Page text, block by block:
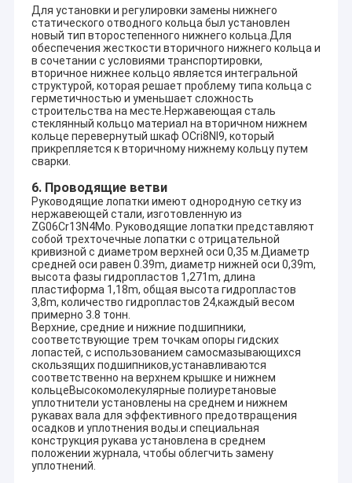
Для установки и регулировки замены нижнего
статического отводного кольца был установлен
новый тип второстепенного нижнего кольца.Для
обеспечения жесткости вторичного нижнего кольца и
в сочетании с условиями транспортировки,
вторичное нижнее кольцо является интегральной
структурой, которая решает проблему типа кольца с
герметичностью и уменьшает сложность
строительства на месте.Нержавеющая сталь
стеклянный кольцо материал на вторичном нижнем
кольце перевернутый шкаф OCri8NI9, который
прикрепляется к вторичному нижнему кольцу путем
сварки.
6. Проводящие ветви
Руководящие лопатки имеют однородную сетку из
нержавеющей стали, изготовленную из
ZG06Cr13N4Mo. Руководящие лопатки представляют
собой трехточечные лопатки с отрицательной
кривизной с диаметром верхней оси 0,35 м.Диаметр
средней оси равен 0.39m, диаметр нижней оси 0,39m,
высота фазы гидропластов 1,271m, длина
пластиформа 1,18m, общая высота гидропластов
3,8m, количество гидропластов 24,каждый весом
примерно 3.8 тонн.
Верхние, средние и нижние подшипники,
соответствующие трем точкам опоры гидских
лопастей, с использованием самосмазывающихся
скользящих подшипников,устанавливаются
соответственно на верхнем крышке и нижнем
кольцеВысокомолекулярные полиуретановые
уплотнители установлены на среднем и нижнем
рукавах вала для эффективного предотвращения
осадков и уплотнения воды.и специальная
конструкция рукава установлена в среднем
положении журнала, чтобы облегчить замену
уплотнений.
Турция
YAKNICA HEPP
3x4380KW
V-Kaplan
D1=160cm
Турция
ASYA HEPP
2x342KW
H-Фрэнсис
D1=60.5cm
Шри-Ланка
NAYA GANGA
2x1600KW
H-Pelton
D1=120cm
Турция
AKHAN-2
3x5.4MW
V-Фрэнсис
D1=95cm
2x6400KW
Таджикистан
VANJ
2x400KW
H-Фрэнсис
D1=55cm
США
Южная вилка
2x650KW
H-Turgo
D1=55cm
Турция
Sofular HES
2x1820KW
H-Фрэнсис
США
Заводь McRoberts
1x240KW
H-Turgo
D1=50cm
Греция
Lykostomo 1x420KW
H-Turgo
D1=50cm
Турция
Hizir HEPP
1x2000KW
H-Pelton
D1=120cm
Италия
Бегун
100KW
H-Pelton
D1=52.7cm